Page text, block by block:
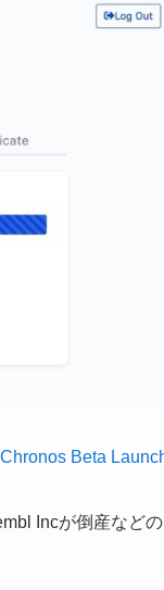
Beta
Incが倒産などの